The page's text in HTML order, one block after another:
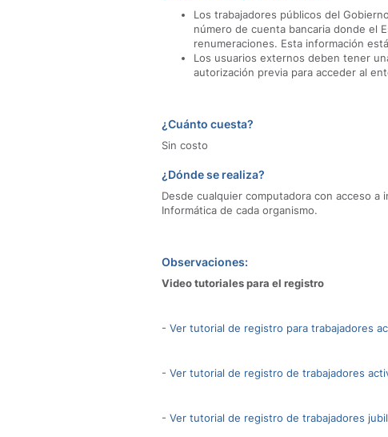
Los trabajadores públicos del
número de cuenta bancaria donde el
renumeraciones. Esta información
Los usuarios externos deben tener
autorización previa para acceder al
¿Cuánto cuesta?
Sin costo
¿Dónde se realiza?
Desde cualquier computadora con acceso
Informática de cada organismo.
Observaciones:
Video tutoriales para el registro
- Ver tutorial de registro para trabajadores
- Ver tutorial de registro de trabajadores
- Ver tutorial de registro de trabajadores